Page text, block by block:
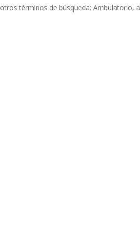
otros términos de búsqueda: Ambulatorio,